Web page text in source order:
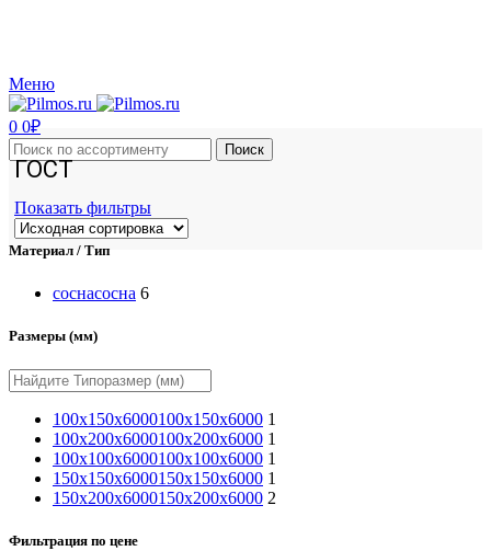
Меню
0 0₽
Поиск
ГОСТ
Показать фильтры
Материал / Тип
соснасосна 6
Размеры (мм)
100x150x6000100x150x6000 1
100x200x6000100x200x6000 1
100х100х6000100х100х6000 1
150х150х6000150х150х6000 1
150х200х6000150х200х6000 2
Фильтрация по цене